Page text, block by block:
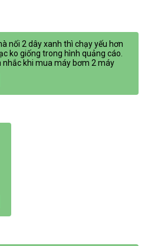
nối 2 dây xanh thì chạy yếu hơn
ko giống trong hình quảng cáo.
nhắc khi mua máy bơm 2 máy